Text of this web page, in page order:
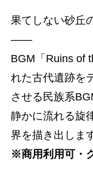
果てしない砂丘
――
BGM「Ruins of
れた古代遺跡を
させる民族系
静かに流れる旋
界を描き出しま
※商用利用可・